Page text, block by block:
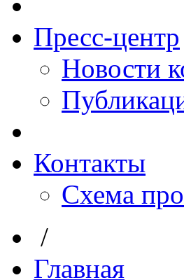
Пресс-центр
Новости
Контакты
Схема
/
Главная